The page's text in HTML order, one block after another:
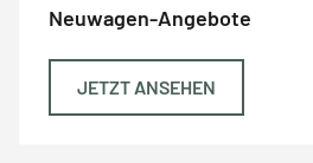
Neuwagen-Angebote
JETZT ANSEHEN